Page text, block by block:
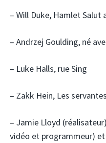
– Will Duke, Hamlet Salut
– Andrzej Goulding, né
– Luke Halls, rue Sing
– Zakk Hein, Les servantes
– Jamie Lloyd
vidéo et programmeur) et